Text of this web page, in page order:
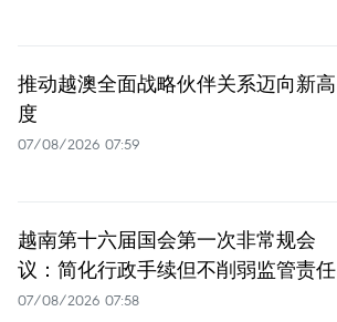
推动越澳全面战略伙伴关系迈向新高
度
07/08/2026 07:59
越南第十六届国会第一次非常规会
议：简化行政手续但不削弱监管责任
07/08/2026 07:58